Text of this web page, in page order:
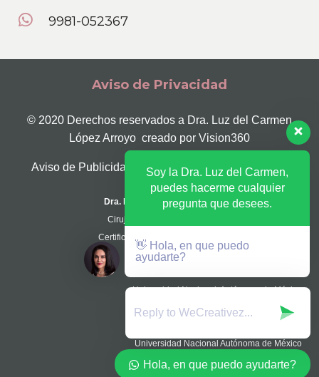
9981-052367
Aviso de Privacidad
© 2020 Derechos reservados a Dra. Luz del Carmen
López Arroyo creado por Vision360
Aviso de Publicidad Cofepris Nº 213301202A0127
Dra. Luz del Carmen López Arroyo
Cirujana Plástica y Reconstructiva
Certificación Consejo CMCPER Nº 737
Universidad Nacional Autónoma de México
Ced. Especialidad Nº AE-07076
Universidad Nacional Autónoma de México
Ced. Prof. Nº 1480947
Soy la Dra. Luz del Carmen,
puedes hacerme cualquier
pregunta que desees.
👋 Hola, en que puedo
ayudarte?
Hola, en que puedo ayudarte?